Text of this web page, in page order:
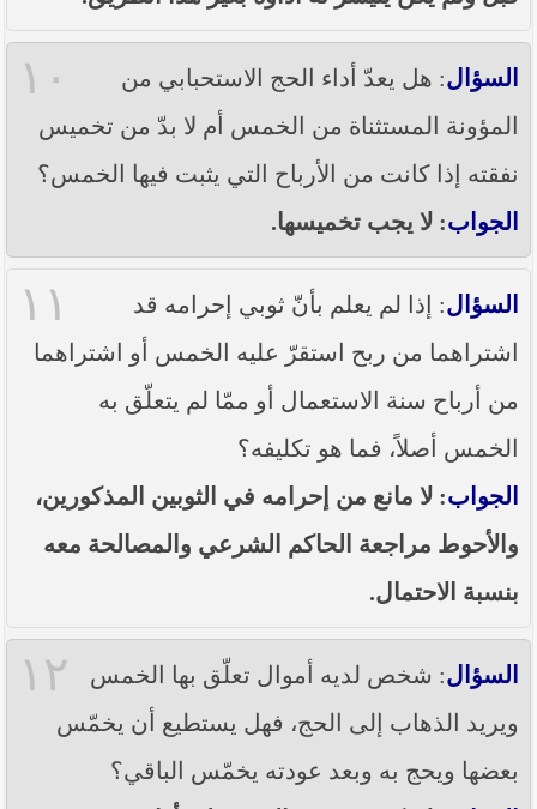
١٠ السؤال: هل يعدّ أداء الحج الاستحبابي من
المؤونة المستثناة من الخمس أم لا بدّ من تخميس
نفقته إذا كانت من الأرباح التي يثبت فيها الخمس؟
الجواب: لا يجب تخميسها.
١١ السؤال: إذا لم يعلم بأنّ ثوبي إحرامه قد
اشتراهما من ربح استقرّ عليه الخمس أو اشتراهما
من أرباح سنة الاستعمال أو ممّا لم يتعلّق به
الخمس أصلاً، فما هو تكليفه؟
الجواب: لا مانع من إحرامه في الثوبين المذكورين،
والأحوط مراجعة الحاكم الشرعي والمصالحة معه
بنسبة الاحتمال.
١٢ السؤال: شخص لديه أموال تعلّق بها الخمس
ويريد الذهاب إلى الحج، فهل يستطيع أن يخمّس
بعضها ويحج به وبعد عودته يخمّس الباقي؟